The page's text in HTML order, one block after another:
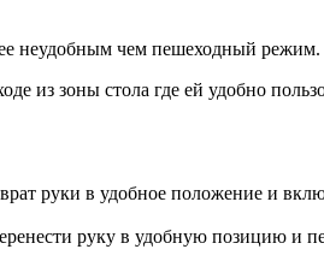
неудобным чем пешеходный режим.
из зоны стола где ей удобно
руки в удобное положение и
руку в удобную позицию и